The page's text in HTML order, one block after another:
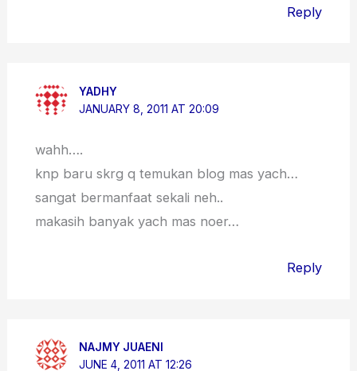
Reply
YADHY
JANUARY 8, 2011 AT 20:09
wahh….
knp baru skrg q temukan blog mas yach…
sangat bermanfaat sekali neh..
makasih banyak yach mas noer…
Reply
NAJMY JUAENI
JUNE 4, 2011 AT 12:26